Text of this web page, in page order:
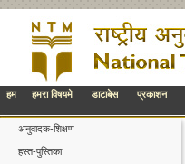
हम हमरा विषयमे डाटाबेस प्रकाशन
अनुवादक-शिक्षण
हस्त-पुस्तिका